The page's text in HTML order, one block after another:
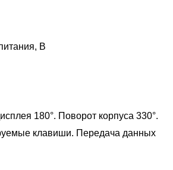
В
180°. Поворот корпуса 330°.
клавиши. Передача данных